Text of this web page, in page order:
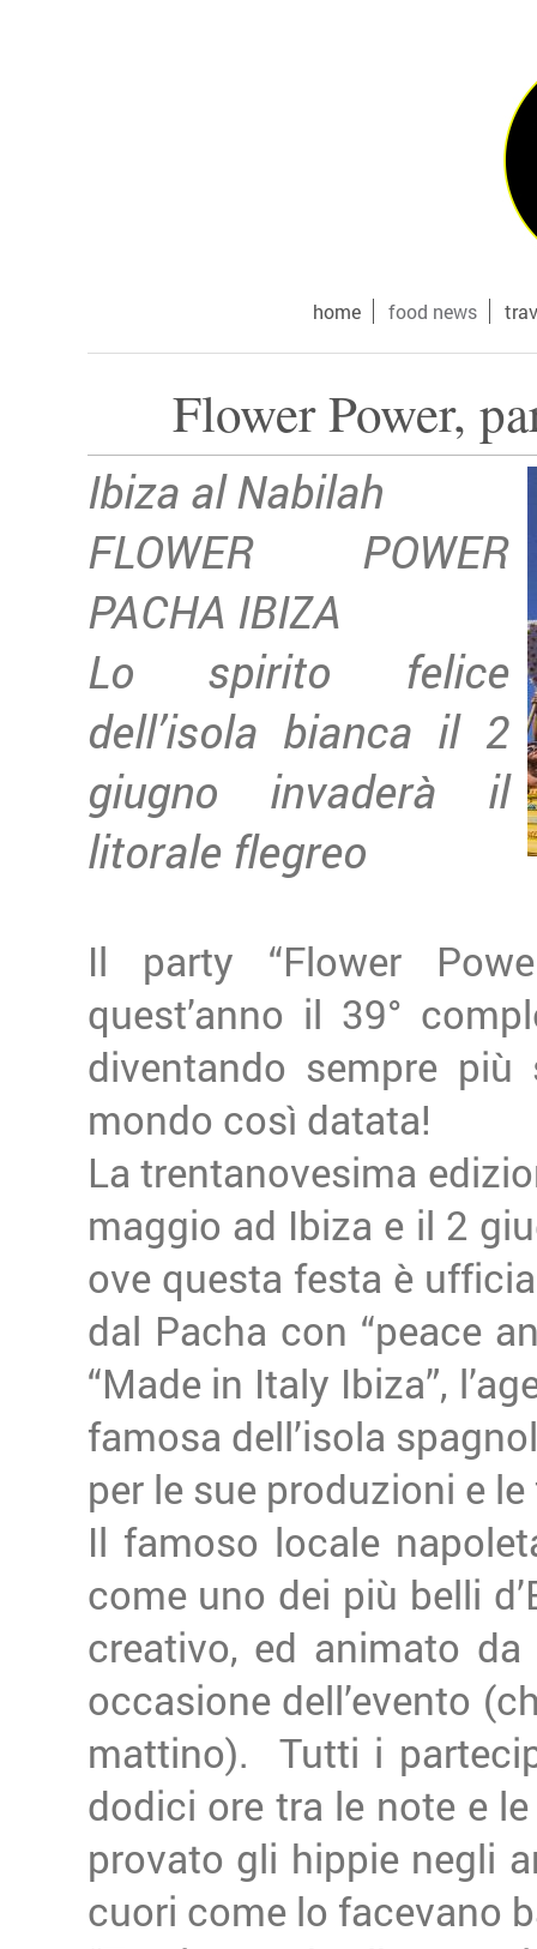
home food news
Flower Power,
Ibiza al Nabilah
FLOWER POWER
PACHA IBIZA
Lo spirito felice
dell’isola bianca il 2
giugno invaderà il
litorale flegreo
Il party “Flower
quest’anno il 39°
diventando sempre
mondo così datata!
La trentanovesima
maggio ad Ibiza e il 2
ove questa festa è
dal Pacha con “peace
“Made in Italy Ibiza”,
famosa dell’isola
per le sue produzioni e
Il famoso locale
come uno dei più belli
creativo, ed animato
occasione dell’evento
mattino). Tutti i
dodici ore tra le note e
provato gli hippie negli
cuori come lo facevano